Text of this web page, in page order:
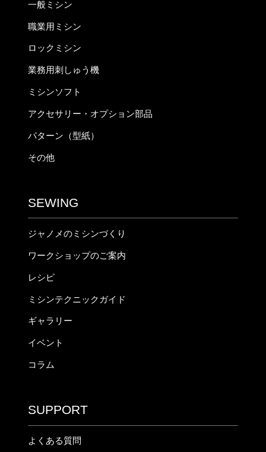
一般ミシン
職業用ミシン
ロックミシン
業務用刺しゅう機
ミシンソフト
アクセサリー・オプション部品
パターン（型紙）
その他
SEWING
ジャノメのミシンづくり
ワークショップのご案内
レシピ
ミシンテクニックガイド
ギャラリー
イベント
コラム
SUPPORT
よくある質問